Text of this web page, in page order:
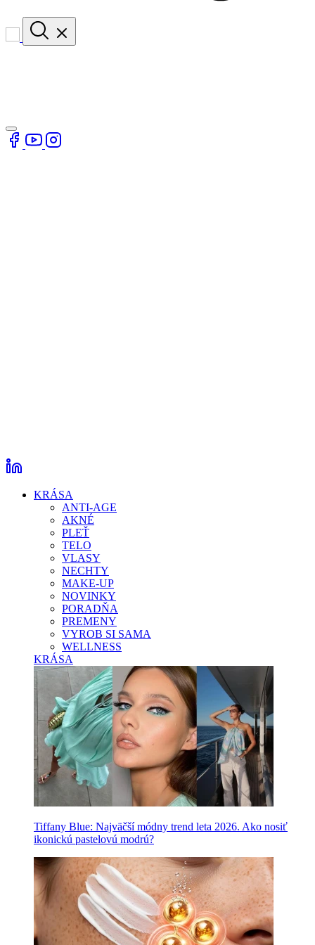
KRÁSA
ANTI-AGE
AKNÉ
PLEŤ
TELO
VLASY
NECHTY
MAKE-UP
NOVINKY
PORADŇA
PREMENY
VYROB SI SAMA
WELLNESS
KRÁSA
Tiffany Blue: Najväčší módny trend leta 2026. Ako nosiť
ikonickú pastelovú modrú?